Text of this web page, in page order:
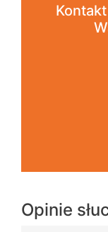
Opinie